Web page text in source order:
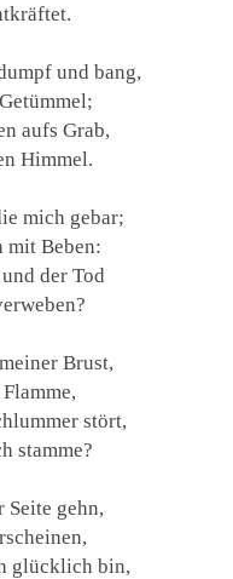
und bang,
aufs Grab,
Himmel.
mich gebar;
mit Beben:
der Tod
Brust,
stört,
stamme?
Seite gehn,
glücklich bin,